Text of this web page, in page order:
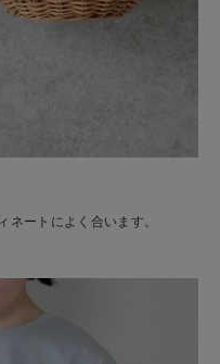
ネートによく合います。